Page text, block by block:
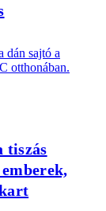
dán sajtó a
otthonában.
tiszás